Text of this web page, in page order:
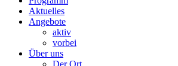
Aktuelles
Angebote
aktiv
vorbei
Über uns
Der Ort